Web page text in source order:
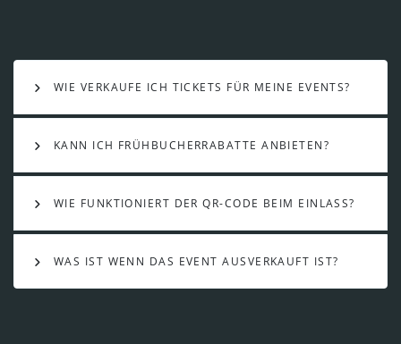
WIE VERKAUFE ICH TICKETS FÜR MEINE EVENTS?
KANN ICH FRÜHBUCHERRABATTE ANBIETEN?
WIE FUNKTIONIERT DER QR-CODE BEIM EINLASS?
WAS IST WENN DAS EVENT AUSVERKAUFT IST?